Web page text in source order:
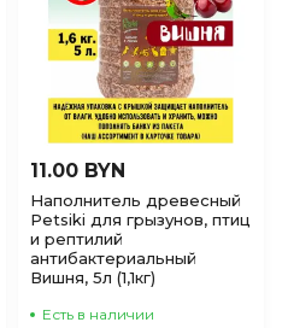
11.00 BYN
Наполнитель древесный
Petsiki для грызунов, птиц
и рептилий
антибактериальный
Вишня, 5л (1,1кг)
Есть в наличии